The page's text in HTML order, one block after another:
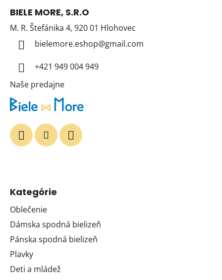
BIELE MORE, S.R.O
M. R. Štefánika 4, 920 01 Hlohovec
bielemore.eshop@gmail.com
+421 949 004 949
Naše predajne
Kategórie
Oblečenie
Dámska spodná bielizeň
Pánska spodná bielizeň
Plavky
Deti a mládež